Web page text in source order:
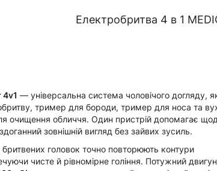
Електробритва 4 в 1
4v1 — універсальна система чоловічого догляду,
тример для бороди, тример для носа та
очищення обличчя. Один пристрій допомагає
зовнішній вигляд без зайвих зусиль.
головок точно повторюють контури
чисте й рівномірне гоління. Потужний двигун